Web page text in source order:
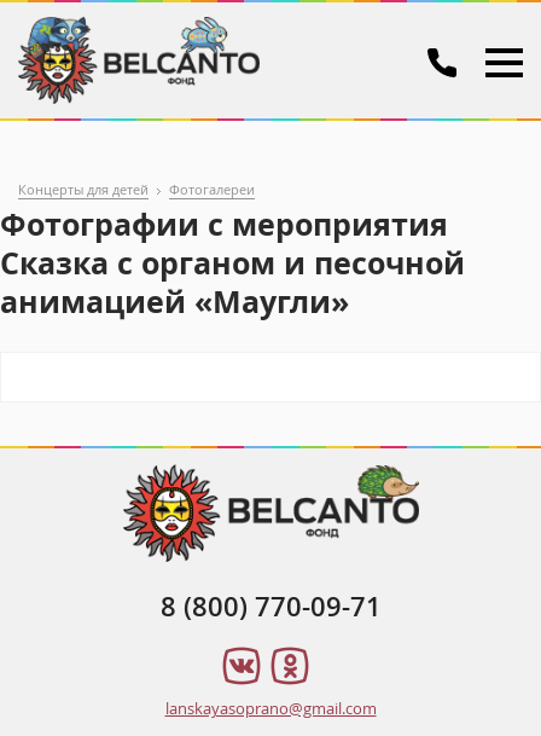
Концерты для детей Фотогалереи
Фотографии с мероприятия
Сказка с органом и песочной
анимацией «Маугли»
8 (800) 770-09-71
lanskayasoprano@gmail.com